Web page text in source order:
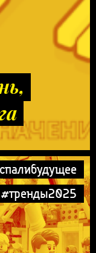
#тренды2025